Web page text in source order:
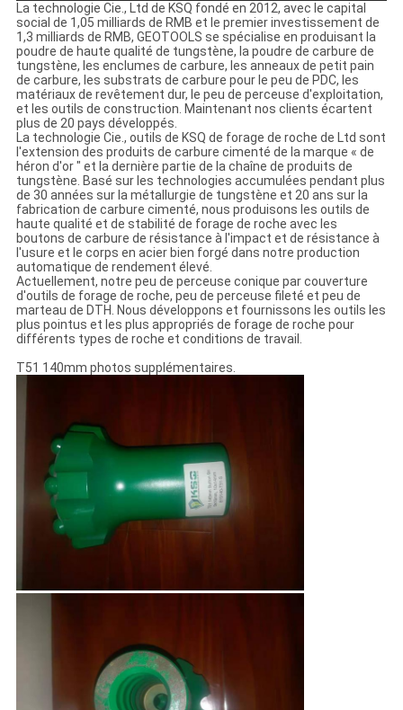
La technologie Cie., Ltd de KSQ fondé en 2012, avec le capital
social de 1,05 milliards de RMB et le premier investissement de
1,3 milliards de RMB, GEOTOOLS se spécialise en produisant la
poudre de haute qualité de tungstène, la poudre de carbure de
tungstène, les enclumes de carbure, les anneaux de petit pain
de carbure, les substrats de carbure pour le peu de PDC, les
matériaux de revêtement dur, le peu de perceuse d'exploitation,
et les outils de construction. Maintenant nos clients écartent
plus de 20 pays développés.
La technologie Cie., outils de KSQ de forage de roche de Ltd sont
l'extension des produits de carbure cimenté de la marque « de
héron d'or " et la dernière partie de la chaîne de produits de
tungstène. Basé sur les technologies accumulées pendant plus
de 30 années sur la métallurgie de tungstène et 20 ans sur la
fabrication de carbure cimenté, nous produisons les outils de
haute qualité et de stabilité de forage de roche avec les
boutons de carbure de résistance à l'impact et de résistance à
l'usure et le corps en acier bien forgé dans notre production
automatique de rendement élevé.
Actuellement, notre peu de perceuse conique par couverture
d'outils de forage de roche, peu de perceuse fileté et peu de
marteau de DTH. Nous développons et fournissons les outils les
plus pointus et les plus appropriés de forage de roche pour
différents types de roche et conditions de travail.
T51 140mm photos supplémentaires.